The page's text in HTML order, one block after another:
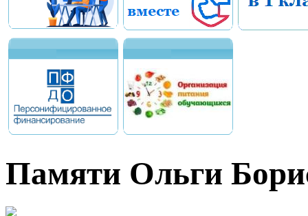
Памяти Ольги